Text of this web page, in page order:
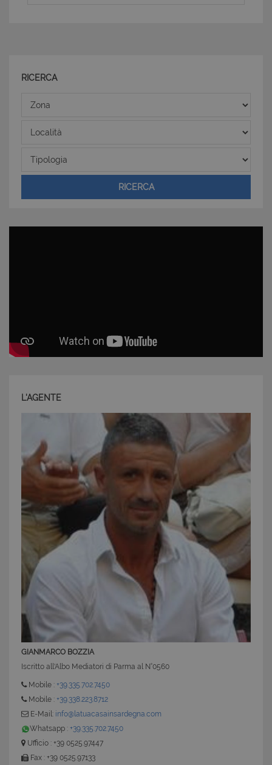
RICERCA
Zona
Località
Tipologia
RICERCA
L'AGENTE
GIANMARCO BOZZIA
Iscritto all'Albo Mediatori di Parma al N°0560
Mobile : +39.335.702.7450
Mobile : +39.338.223.8712
E-Mail: info@latuacasainsardegna.com
Whatsapp : +39.335.702.7450
Ufficio : +39 0525.97447
Fax : +39 0525.97133